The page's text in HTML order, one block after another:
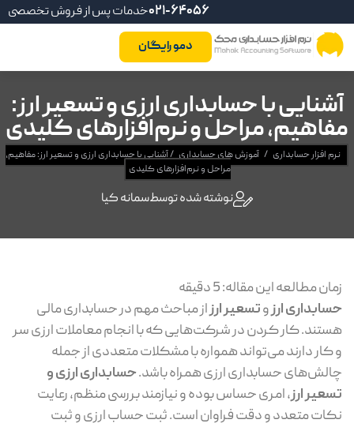
خدمات پس از فروش تخصصی021-64056
دمو رایگان
با حسابداری ارزی و تسعیر ارز:
مراحل و نرم‌افزارهای کلیدی
افزار حسابداری / آموزش های حسابداری /آشنایی با حسابداری ارزی و تسعیر ارز: مفاهیم،
مراحل و نرم‌افزارهای کلیدی
نوشته شده توسطسمانه کیا
مطالعه این مقاله:5دقیقه
ارزوتسعیر ارزاز مباحث مهم در حسابداری مالی
کار کردن در شرکت‌‌هایی که با انجام معاملات ارزی سر
دارند می‌تواند همواره با مشکلات متعددی از جمله
حسابداری ارزی همراه باشد.حسابداری ارزی و
ارز، امری حساس بوده و نیازمند بررسی منظم، رعایت
متعدد و دقت فراوان است. ثبت حساب ارزی و ثبت